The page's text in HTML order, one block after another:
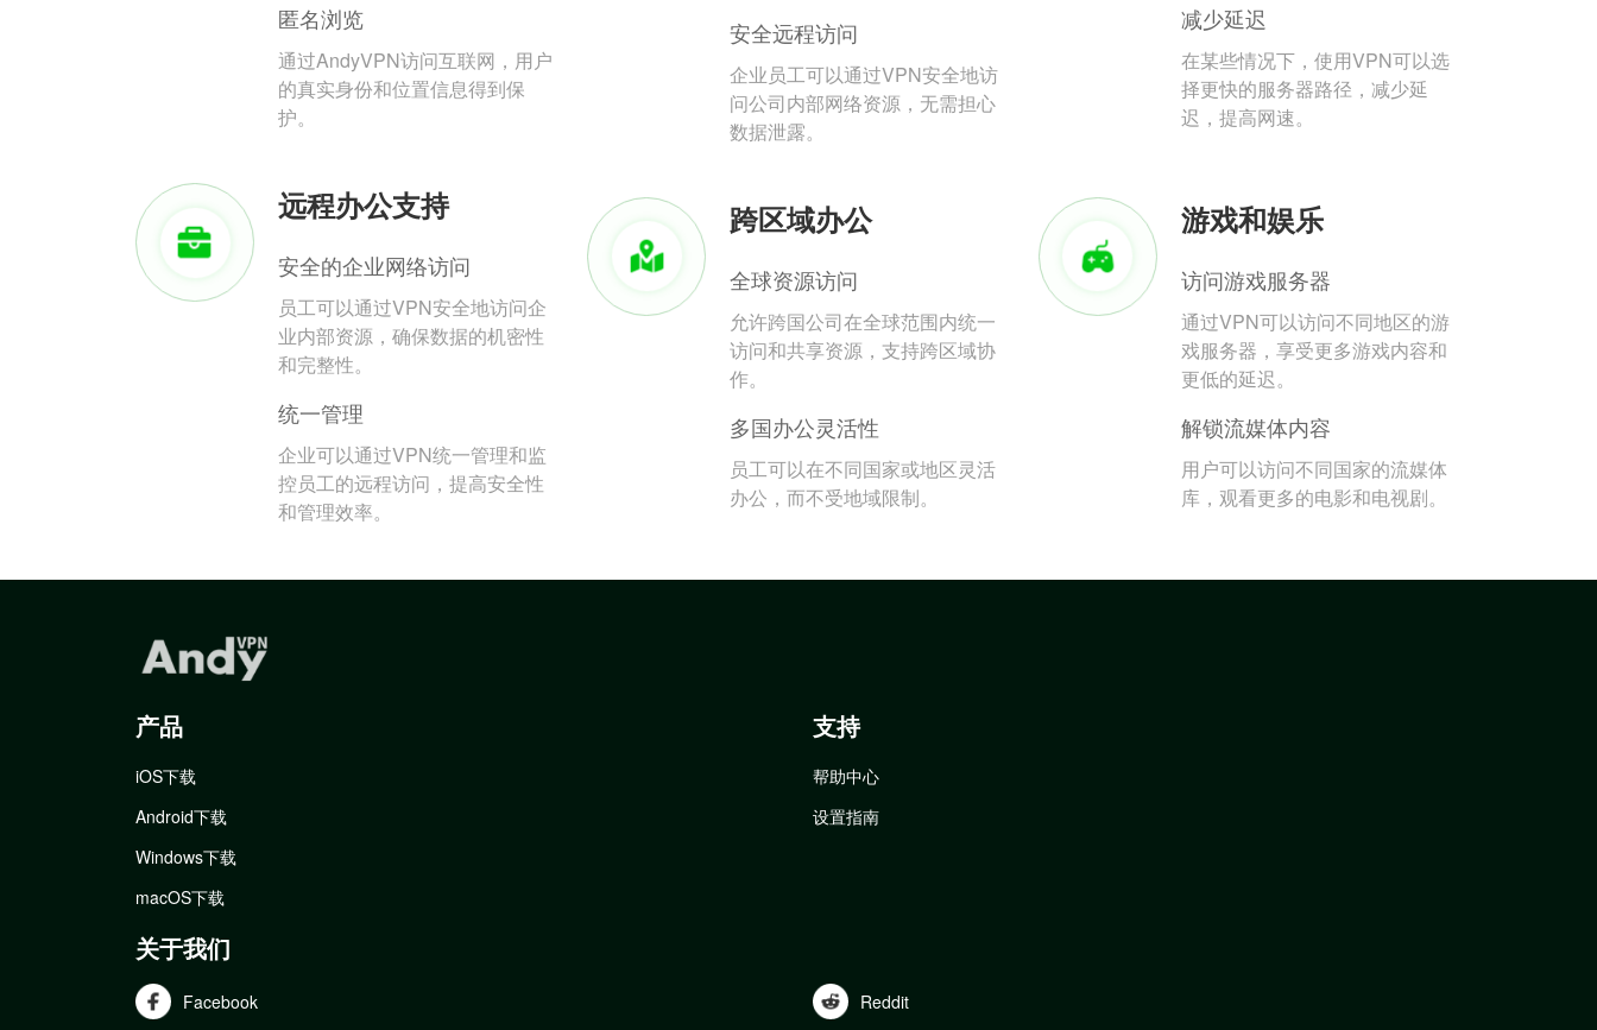
匿名浏览
通过AndyVPN访问互联网，用户
的真实身份和位置信息得到保
护。
安全远程访问
企业员工可以通过VPN安全地访
问公司内部网络资源，无需担心
数据泄露。
减少延迟
在某些情况下，使用VPN可以选
择更快的服务器路径，减少延
迟，提高网速。
远程办公支持
安全的企业网络访问
员工可以通过VPN安全地访问企
业内部资源，确保数据的机密性
和完整性。
统一管理
企业可以通过VPN统一管理和监
控员工的远程访问，提高安全性
和管理效率。
跨区域办公
全球资源访问
允许跨国公司在全球范围内统一
访问和共享资源，支持跨区域协
作。
多国办公灵活性
员工可以在不同国家或地区灵活
办公，而不受地域限制。
游戏和娱乐
访问游戏服务器
通过VPN可以访问不同地区的游
戏服务器，享受更多游戏内容和
更低的延迟。
解锁流媒体内容
用户可以访问不同国家的流媒体
库，观看更多的电影和电视剧。
产品
iOS下载
Android下载
Windows下载
macOS下载
支持
帮助中心
设置指南
关于我们
Facebook Reddit